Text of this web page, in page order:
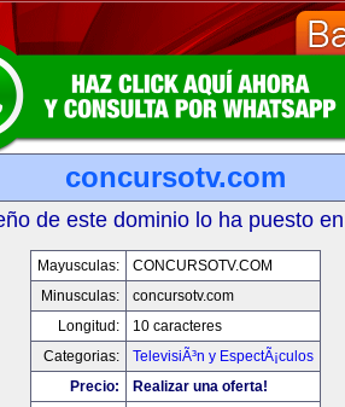
concursotv.com
de este dominio lo ha puesto
Mayusculas:
CONCURSOTV.COM
Minusculas:
concursotv.com
Longitud:
10 caracteres
Categorias:
TelevisiÃ³n y EspectÃ¡culos
Precio:
Realizar una oferta!